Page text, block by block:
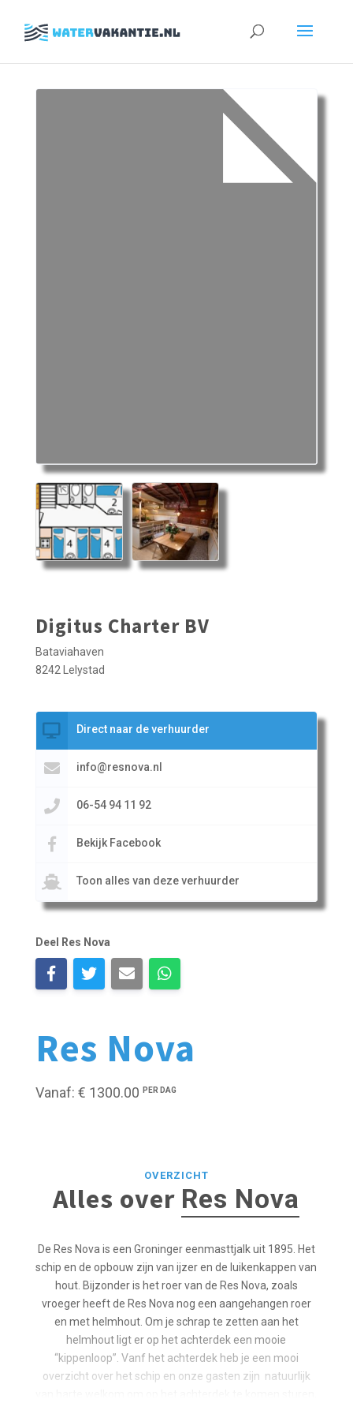
Zoeken
Res Nova
Vanaf: € 1300.00 PER DAG
Digitus Charter BV
Bataviahaven
8242 Lelystad
Direct naar de verhuurder
info@resnova.nl
06-54 94 11 92
Bekijk Facebook
Toon alles van deze verhuurder
Deel Res Nova
OVERZICHT
Alles over Res Nova
De Res Nova is een Groninger eenmasttjalk uit 1895. Het
schip en de opbouw zijn van ijzer en de luikenkappen van
hout. Bijzonder is het roer van de Res Nova, zoals
vroeger heeft de Res Nova nog een aangehangen roer
en met helmhout. Om je schrap te zetten aan het
helmhout ligt er op het achterdek een mooie
“kippenloop”. Vanf het achterdek heb je een mooi
overzicht over het schip en onze gasten zijn natuurlijk